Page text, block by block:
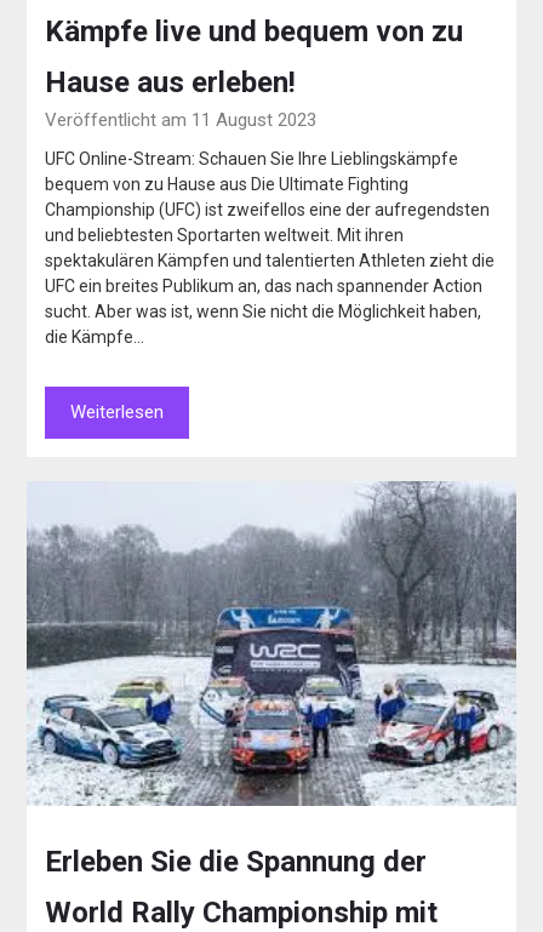
Kämpfe live und bequem von zu
Hause aus erleben!
Veröffentlicht am 11 August 2023
UFC Online-Stream: Schauen Sie Ihre Lieblingskämpfe
bequem von zu Hause aus Die Ultimate Fighting
Championship (UFC) ist zweifellos eine der aufregendsten
und beliebtesten Sportarten weltweit. Mit ihren
spektakulären Kämpfen und talentierten Athleten zieht die
UFC ein breites Publikum an, das nach spannender Action
sucht. Aber was ist, wenn Sie nicht die Möglichkeit haben,
die Kämpfe…
Weiterlesen
Erleben Sie die Spannung der
World Rally Championship mit